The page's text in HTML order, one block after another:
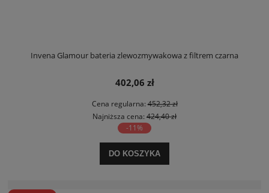
Invena Glamour bateria zlewozmywakowa z filtrem czarna
402,06 zł
Cena regularna:452,32 zł
Najniższa cena: 424,40 zł
-11%
DO KOSZYKA